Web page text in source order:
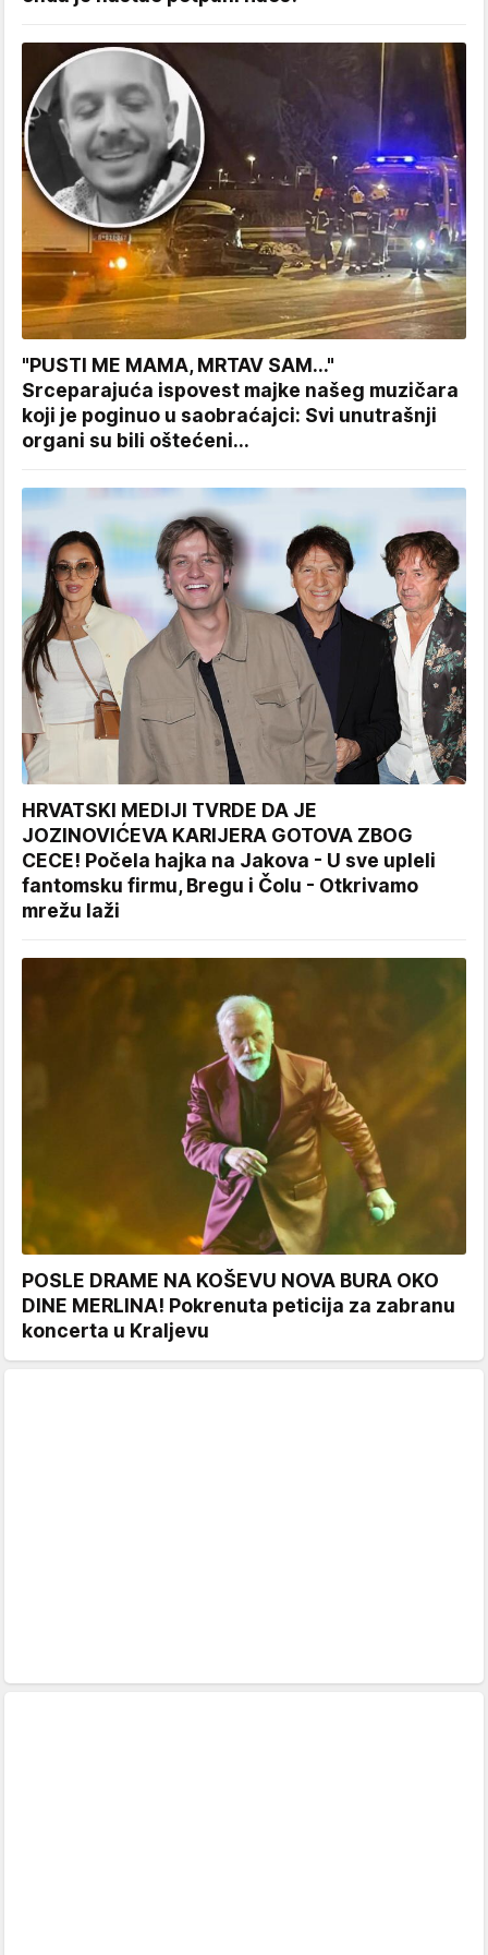
"PUSTI ME MAMA, MRTAV SAM..."
Srceparajuća ispovest majke našeg muzičara
koji je poginuo u saobraćajci: Svi unutrašnji
organi su bili oštećeni...
HRVATSKI MEDIJI TVRDE DA JE
JOZINOVIĆEVA KARIJERA GOTOVA ZBOG
CECE! Počela hajka na Jakova - U sve upleli
fantomsku firmu, Bregu i Čolu - Otkrivamo
mrežu laži
POSLE DRAME NA KOŠEVU NOVA BURA OKO
DINE MERLINA! Pokrenuta peticija za zabranu
koncerta u Kraljevu